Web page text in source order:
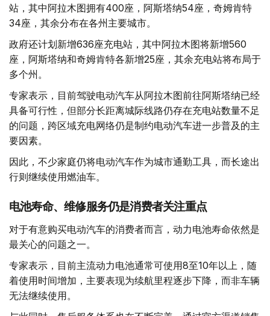
站，其中阿拉木图拥有400座，阿斯塔纳54座，奇姆肯特
34座，其余分布在各州主要城市。
政府还计划新增636座充电站，其中阿拉木图将新增560
座，阿斯塔纳和奇姆肯特各新增25座，其余充电站将布局于
多个州。
专家表示，目前驾驶电动汽车从阿拉木图前往阿斯塔纳已经
具备可行性，但部分长距离城际线路仍存在充电站数量不足
的问题，跨区域充电网络仍是制约电动汽车进一步普及的主
要因素。
因此，不少家庭仍将电动汽车作为城市通勤工具，而长途出
行则继续使用燃油车。
电池寿命、维修服务仍是消费者关注重点
对于有意购买电动汽车的消费者而言，动力电池寿命依然是
最关心的问题之一。
专家表示，目前主流动力电池通常可使用8至10年以上，随
着使用时间增加，主要表现为续航里程逐步下降，而非车辆
无法继续使用。